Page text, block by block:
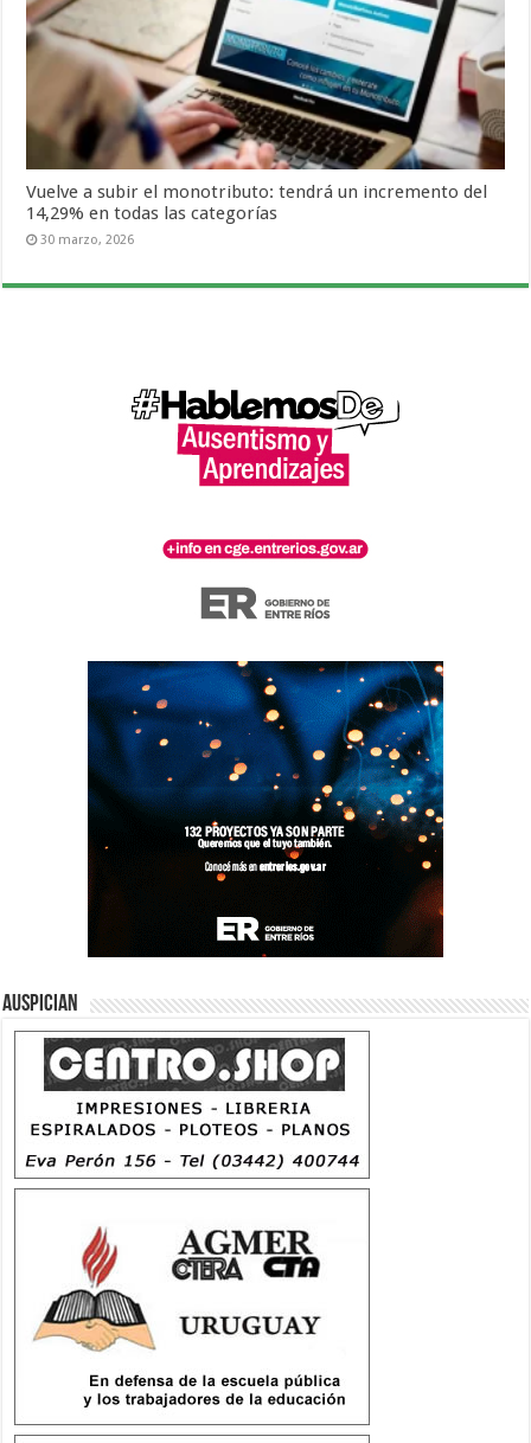
Vuelve a subir el monotributo: tendrá un incremento del
14,29% en todas las categorías
30 marzo, 2026
Auspician